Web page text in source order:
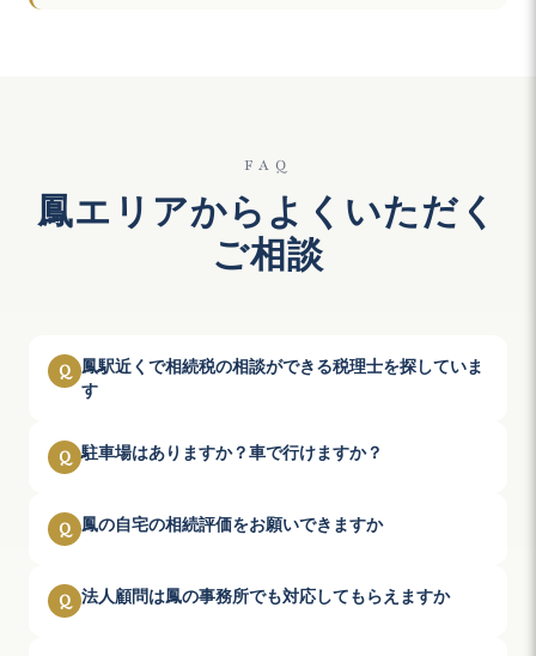
FAQ
鳳エリアからよくいただく
ご相談
Q
鳳駅近くで相続税の相談ができる税理士を探していま
す
Q 駐車場はありますか？車で行けますか？
Q 鳳の自宅の相続評価をお願いできますか
Q 法人顧問は鳳の事務所でも対応してもらえますか